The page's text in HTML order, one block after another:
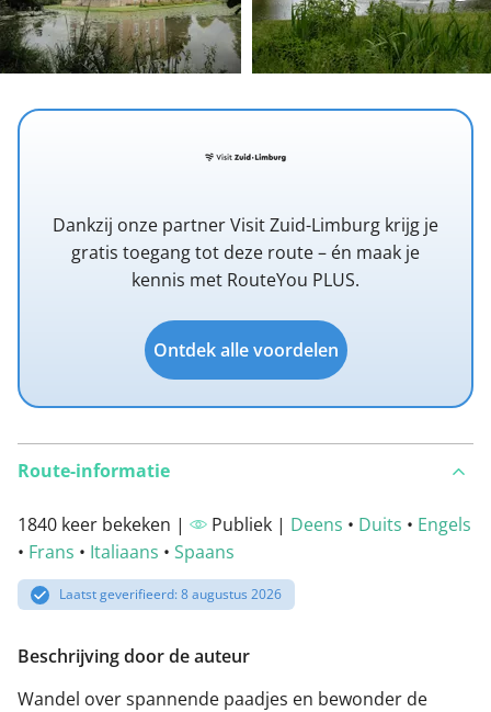
Dankzij onze partner Visit Zuid-Limburg krijg je
gratis toegang tot deze route – én maak je
kennis met RouteYou PLUS.
Ontdek alle voordelen
Route-informatie
1840 keer bekeken | Publiek | Deens • Duits • Engels
• Frans • Italiaans • Spaans
Laatst geverifieerd: 8 augustus 2026
Beschrijving door de auteur
Wandel over spannende paadjes en bewonder de